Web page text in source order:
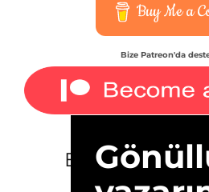
Buy Me a
Bize Patreon'da
E-bültenimize